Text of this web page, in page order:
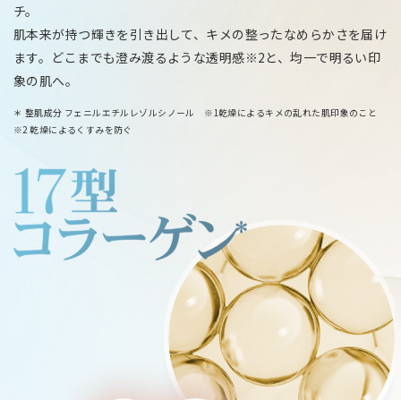
チ。
肌本来が持つ輝きを引き出して、キメの整ったなめらかさを届け
ます。どこまでも澄み渡るような透明感※2と、均一で明るい印
象の肌へ。
＊ 整肌成分 フェニルエチルレゾルシノール ※1乾燥によるキメの乱れた肌印象のこと
※2 乾燥によるくすみを防ぐ